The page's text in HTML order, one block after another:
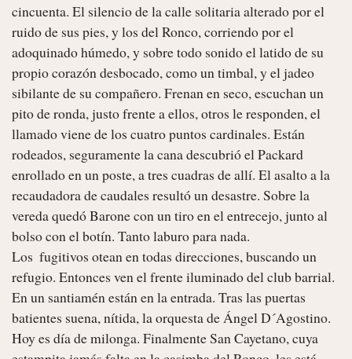
cincuenta. El silencio de la calle solitaria alterado por el
ruido de sus pies, y los del Ronco, corriendo por el
adoquinado húmedo, y sobre todo sonido el latido de su
propio corazón desbocado, como un timbal, y el jadeo
sibilante de su compañero. Frenan en seco, escuchan un
pito de ronda, justo frente a ellos, otros le responden, el
llamado viene de los cuatro puntos cardinales. Están
rodeados, seguramente la cana descubrió el Packard
enrollado en un poste, a tres cuadras de allí. El asalto a la
recaudadora de caudales resultó un desastre. Sobre la
vereda quedó Barone con un tiro en el entrecejo, junto al
bolso con el botín. Tanto laburo para nada.
Los  fugitivos otean en todas direcciones, buscando un
refugio. Entonces ven el frente iluminado del club barrial.
En un santiamén están en la entrada. Tras las puertas
batientes suena, nítida, la orquesta de Ángel D´Agostino.
Hoy es día de milonga. Finalmente San Cayetano, cuya